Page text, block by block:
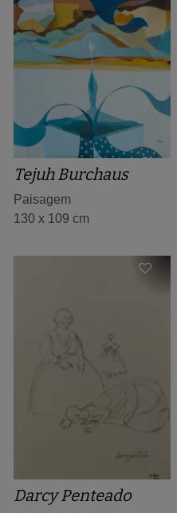
Tejuh Burchaus
Paisagem
130 x 109 cm
Darcy Penteado